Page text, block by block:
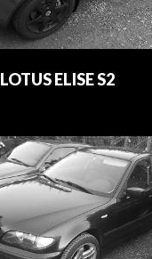
LOTUS ELISE S2